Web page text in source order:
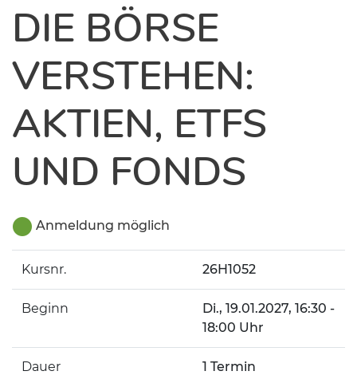
DIE BÖRSE
VERSTEHEN:
AKTIEN, ETFS
UND FONDS
Anmeldung möglich
Kursnr. 26H1052
Beginn Di., 19.01.2027, 16:30 -
18:00 Uhr
Dauer 1 Termin